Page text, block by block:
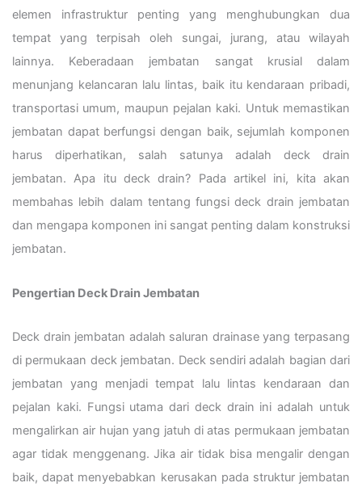
elemen infrastruktur penting yang menghubungkan dua
tempat yang terpisah oleh sungai, jurang, atau wilayah
lainnya. Keberadaan jembatan sangat krusial dalam
menunjang kelancaran lalu lintas, baik itu kendaraan pribadi,
transportasi umum, maupun pejalan kaki. Untuk memastikan
jembatan dapat berfungsi dengan baik, sejumlah komponen
harus diperhatikan, salah satunya adalah deck drain
jembatan. Apa itu deck drain? Pada artikel ini, kita akan
membahas lebih dalam tentang fungsi deck drain jembatan
dan mengapa komponen ini sangat penting dalam konstruksi
jembatan.
Pengertian Deck Drain Jembatan
Deck drain jembatan adalah saluran drainase yang terpasang
di permukaan deck jembatan. Deck sendiri adalah bagian dari
jembatan yang menjadi tempat lalu lintas kendaraan dan
pejalan kaki. Fungsi utama dari deck drain ini adalah untuk
mengalirkan air hujan yang jatuh di atas permukaan jembatan
agar tidak menggenang. Jika air tidak bisa mengalir dengan
baik, dapat menyebabkan kerusakan pada struktur jembatan